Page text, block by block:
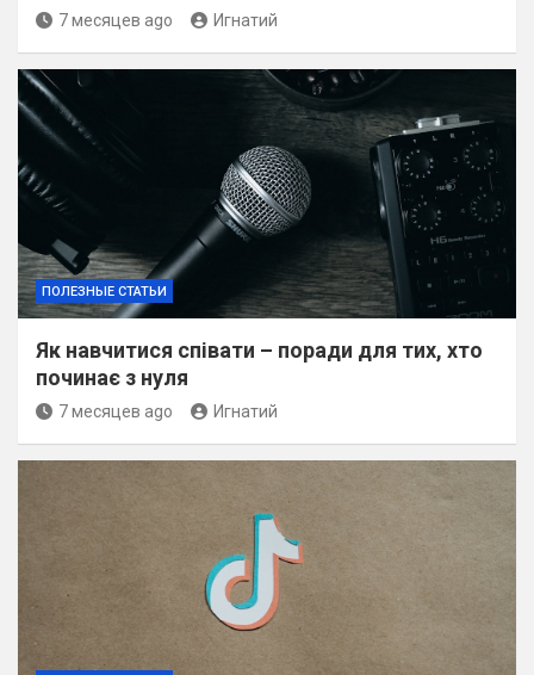
7 месяцев ago Игнатий
ПОЛЕЗНЫЕ СТАТЬИ
Як навчитися співати – поради для тих, хто
починає з нуля
7 месяцев ago Игнатий